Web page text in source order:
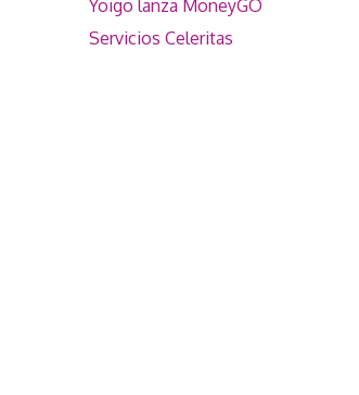
Yoigo lanza MoneyGO
Servicios Celeritas